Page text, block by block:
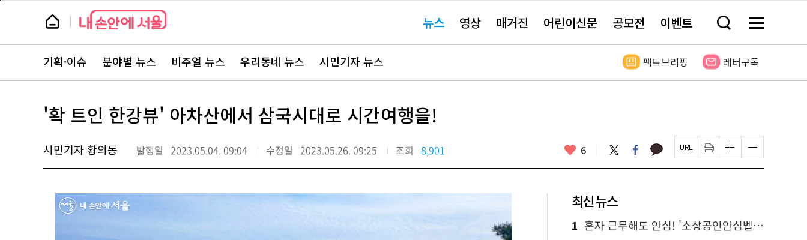
본
뉴
스 요뉴스 영상 매거진 어린이신문 공모전 이벤트 검
창
기
메
전
보
뉴
스
주
서
바
로
기획·이슈 분야별 뉴스 비주얼 뉴스 우리동네 뉴스 시민기자 뉴스 팩트브리핑 레터구독
'확 트인 한강뷰' 아차산에서 삼국시대로 시간여행을!
시민기자 황의동 발행일 2023.05.04. 09:04 수정일 2023.05.26. 09:25 조회 8,901 좋
요
6 트
위
터
페
이
스
카
카 페
이
지
인
쇄
하
글
자
크
하
기
글
자
크
하
기
최신 뉴스
1 혼자 근무해도 안심! '소상공인안심벨' 신청하세요
페